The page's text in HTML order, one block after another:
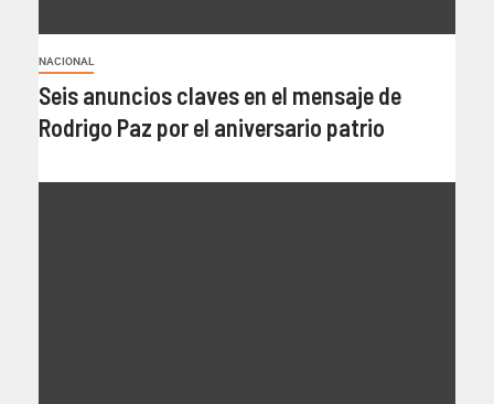
NACIONAL
Seis anuncios claves en el mensaje de
Rodrigo Paz por el aniversario patrio